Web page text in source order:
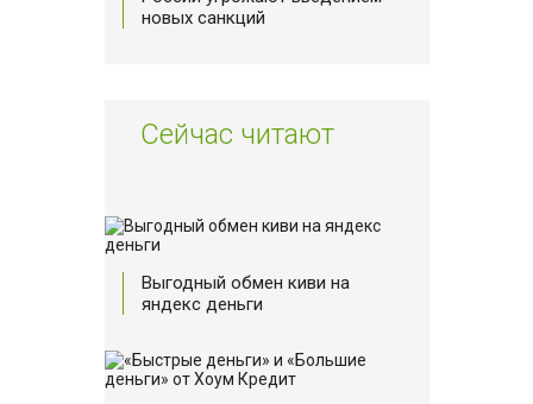
новых санкций
Сейчас читают
Выгодный обмен киви на
яндекс деньги